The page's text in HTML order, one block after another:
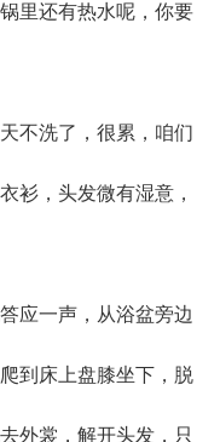
里还有热水呢，你要
不洗了，很累，咱们
衫，头发微有湿意，
一声，从浴盆旁边
到床上盘膝坐下，脱
外裳，解开头发，只